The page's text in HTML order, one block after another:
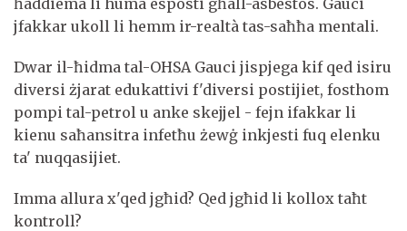
jfakkar ukoll li hemm ir-realtà tas-saħħa mentali.
Dwar il-ħidma tal-OHSA Gauci jispjega kif qed isiru
diversi żjarat edukattivi f'diversi postijiet, fosthom
pompi tal-petrol u anke skejjel - fejn ifakkar li
kienu saħansitra infetħu żewġ inkjesti fuq elenku
ta' nuqqasijiet.
Imma allura x'qed jgħid? Qed jgħid li kollox taħt
kontroll?